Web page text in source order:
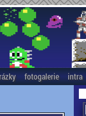
fotogalerie intra